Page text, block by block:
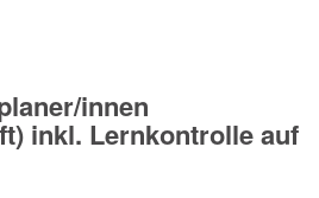
innen
inkl. Lernkontrolle auf